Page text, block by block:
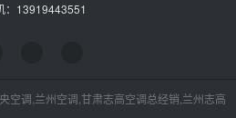
：13919443551
空调,兰州空调,甘肃志高空调总经销,兰州志高